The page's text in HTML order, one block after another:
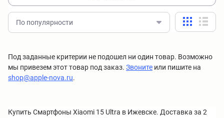
По популярности
Под заданные критерии не подошел ни один товар. Возможно
мы привезем этот товар под заказ. Звоните или пишите на
shop@apple-nova.ru.
Купить Смартфоны Xiaomi 15 Ultra в Ижевске. Доставка за 2